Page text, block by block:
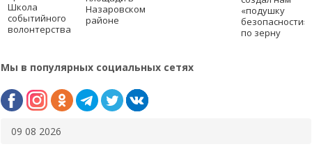
Школа
событийного
волонтерства
Назаровском
районе
«подушку
безопасности»
по зерну
Мы в популярных социальных сетях
09 08 2026